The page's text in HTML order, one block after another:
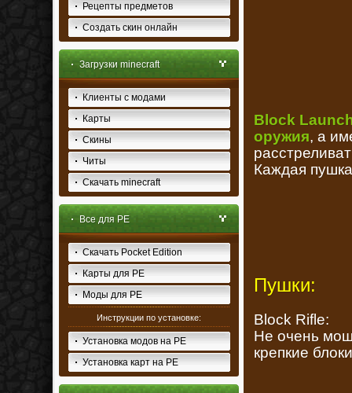
Рецепты предметов
Создать скин онлайн
Загрузки minecraft
Клиенты с модами
Карты
Скины
Читы
Скачать minecraft
Все для PE
Скачать Pocket Edition
Карты для PE
Моды для PE
Инструкции по установке:
Установка модов на PE
Установка карт на PE
Block
оружия, а
Каждая
Пушки:
Block Rifle:
Не очень
крепкие